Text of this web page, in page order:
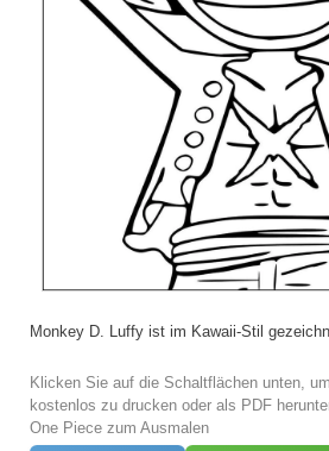
Monkey D. Luffy ist im Kawaii-Stil
Klicken Sie auf die Schaltflächen unten,
kostenlos zu drucken oder als PDF
One Piece zum Ausmalen